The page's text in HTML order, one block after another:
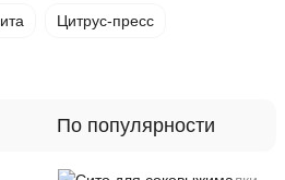
Цитрус-пресс
По популярности